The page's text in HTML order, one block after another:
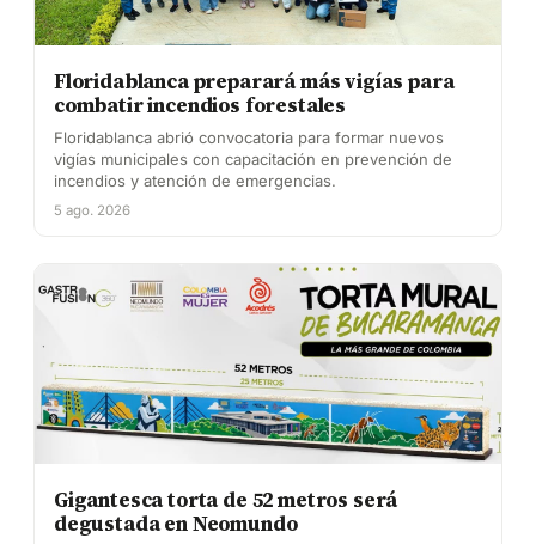
Floridablanca preparará más vigías para
combatir incendios forestales
Floridablanca abrió convocatoria para formar nuevos
vigías municipales con capacitación en prevención de
incendios y atención de emergencias.
5 ago. 2026
Gigantesca torta de 52 metros será
degustada en Neomundo